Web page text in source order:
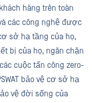
hàng trên toàn
các công nghệ được
sở hạ tầng của họ,
bị của họ, ngăn chặn
cuộc tấn công zero-
bảo vệ cơ sở hạ
vệ đời sống của